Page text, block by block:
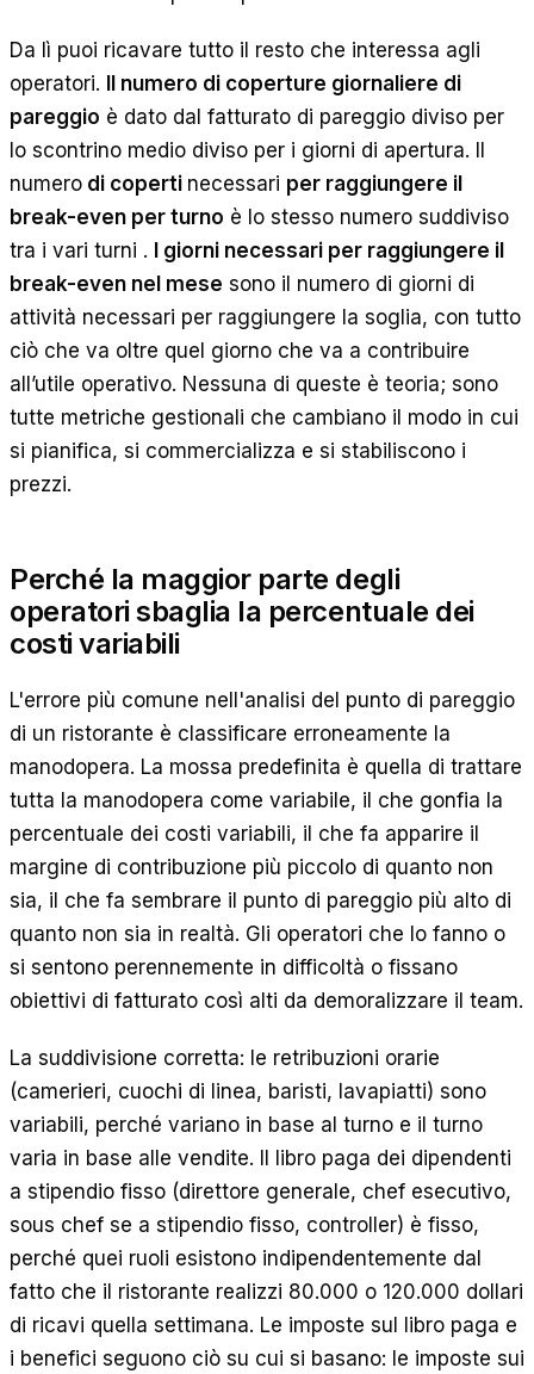
Da lì puoi ricavare tutto il resto che interessa agli
operatori.
Il numero di coperture giornaliere di
pareggio è dato dal fatturato di pareggio diviso per
lo scontrino medio diviso per i giorni di apertura. Il
numero di coperti necessari per raggiungere il
break-even per turno è lo stesso numero suddiviso
tra i vari turni .
I giorni necessari per raggiungere il
break-even nel mese sono il numero di giorni di
attività necessari per raggiungere la soglia, con tutto
ciò che va oltre quel giorno che va a contribuire
all’utile operativo. Nessuna di queste è teoria; sono
tutte metriche gestionali che cambiano il modo in cui
si pianifica, si commercializza e si stabiliscono i
prezzi.
Perché la maggior parte degli
operatori sbaglia la percentuale dei
costi variabili
L'errore più comune nell'analisi del punto di pareggio
di un ristorante è classificare erroneamente la
manodopera. La mossa predefinita è quella di trattare
tutta la manodopera come variabile, il che gonfia la
percentuale dei costi variabili, il che fa apparire il
margine di contribuzione più piccolo di quanto non
sia, il che fa sembrare il punto di pareggio più alto di
quanto non sia in realtà. Gli operatori che lo fanno o
si sentono perennemente in difficoltà o fissano
obiettivi di fatturato così alti da demoralizzare il team.
La suddivisione corretta: le retribuzioni orarie
(camerieri, cuochi di linea, baristi, lavapiatti) sono
variabili, perché variano in base al turno e il turno
varia in base alle vendite. Il libro paga dei dipendenti
a stipendio fisso (direttore generale, chef esecutivo,
sous chef se a stipendio fisso, controller) è fisso,
perché quei ruoli esistono indipendentemente dal
fatto che il ristorante realizzi 80.000 o 120.000 dollari
di ricavi quella settimana. Le imposte sul libro paga e
i benefici seguono ciò su cui si basano: le imposte sui